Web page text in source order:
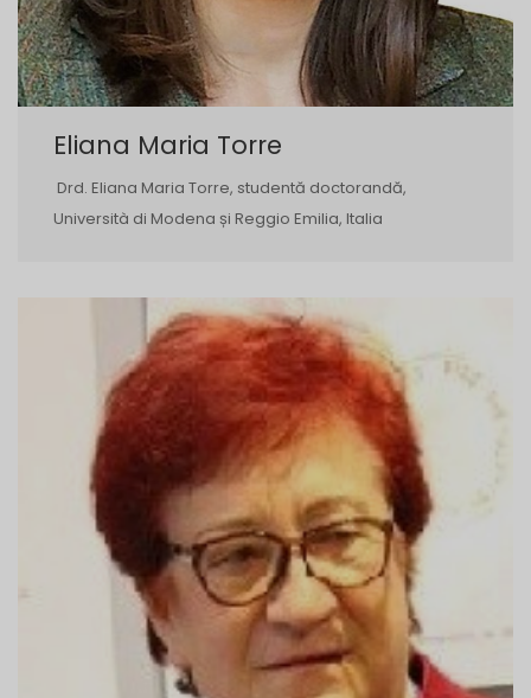
Eliana Maria Torre
Drd. Eliana Maria Torre, studentă doctorandă,
Università di Modena și Reggio Emilia, Italia